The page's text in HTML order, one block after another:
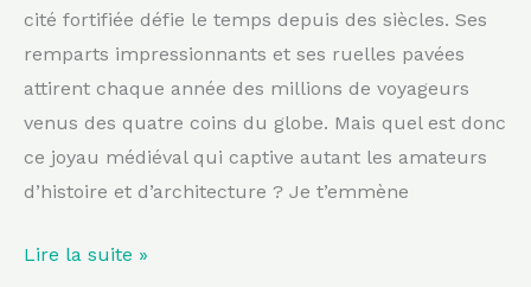
cité fortifiée défie le temps depuis des siècles. Ses
remparts impressionnants et ses ruelles pavées
attirent chaque année des millions de voyageurs
venus des quatre coins du globe. Mais quel est donc
ce joyau médiéval qui captive autant les amateurs
d’histoire et d’architecture ? Je t’emmène
du
monde
entier
Lire la suite »